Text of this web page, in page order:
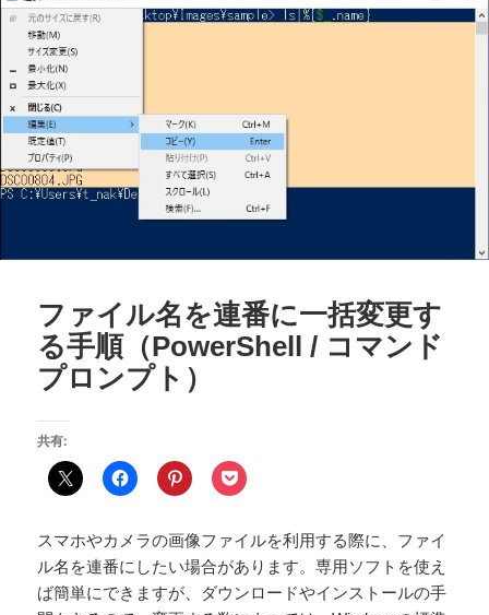
ファイル名を連番に一括変更す
る手順（PowerShell / コマンド
プロンプト）
共有:
スマホやカメラの画像ファイルを利用する際に、ファイ
ル名を連番にしたい場合があります。専用ソフトを使え
ば簡単にできますが、ダウンロードやインストールの手